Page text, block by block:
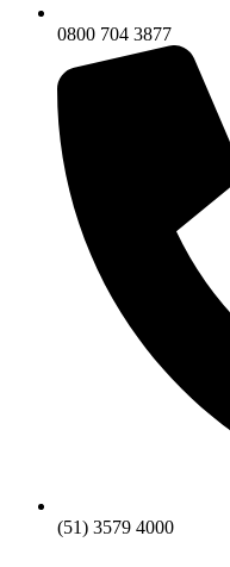
0800 704 3877
(51) 3579 4000